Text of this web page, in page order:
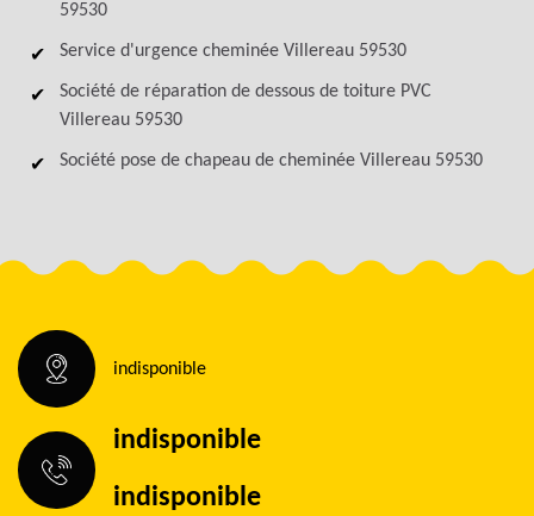
59530
Service d'urgence cheminée Villereau 59530
Société de réparation de dessous de toiture PVC
Villereau 59530
Société pose de chapeau de cheminée Villereau 59530
indisponible
indisponible
indisponible